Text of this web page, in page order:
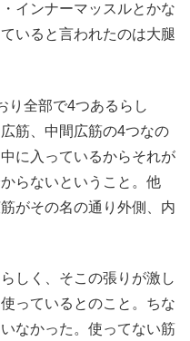
インナーマッスルとかな
いると言われたのは大腿
り全部で4つあるらし
筋、中間広筋の4つなの
に入っているからそれが
らないということ。他
がその名の通り外側、内
しく、そこの張りが激し
っているとのこと。ちな
なかった。使ってない筋